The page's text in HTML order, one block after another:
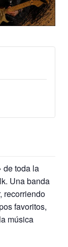
de toda la
Una banda
recorriendo
favoritos,
música